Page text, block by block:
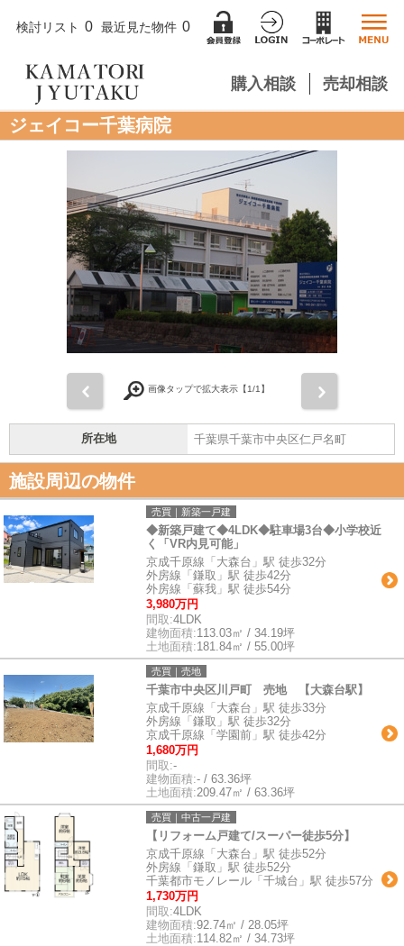
検討リスト 0 最近見た物件 0
購入相談 売却相談
ジェイコー千葉病院
画像タップで拡大表示【1/1】
所在地 千葉県千葉市中央区仁戸名町
施設周辺の物件
売買｜新築一戸建
◆新築戸建て◆4LDK◆駐車場3台◆小学校近
く「VR内見可能」
京成千原線「大森台」駅 徒歩32分
外房線「鎌取」駅 徒歩42分
外房線「蘇我」駅 徒歩54分
3,980万円
間取:4LDK
建物面積:113.03㎡ / 34.19坪
土地面積:181.84㎡ / 55.00坪
売買｜売地
千葉市中央区川戸町 売地 【大森台駅】
京成千原線「大森台」駅 徒歩33分
外房線「鎌取」駅 徒歩32分
京成千原線「学園前」駅 徒歩42分
1,680万円
間取:-
建物面積:- / 63.36坪
土地面積:209.47㎡ / 63.36坪
売買｜中古一戸建
【リフォーム戸建て/スーパー徒歩5分】
京成千原線「大森台」駅 徒歩52分
外房線「鎌取」駅 徒歩52分
千葉都市モノレール「千城台」駅 徒歩57分
1,730万円
間取:4LDK
建物面積:92.74㎡ / 28.05坪
土地面積:114.82㎡ / 34.73坪